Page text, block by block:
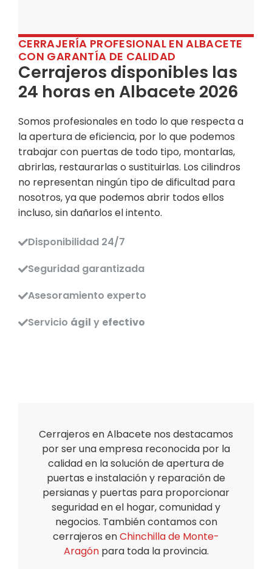
CERRAJERÍA PROFESIONAL EN ALBACETE
CON GARANTÍA DE CALIDAD
Cerrajeros disponibles las
24 horas en Albacete 2026
Somos profesionales en todo lo que respecta a
la apertura de eficiencia, por lo que podemos
trabajar con puertas de todo tipo, montarlas,
abrirlas, restaurarlas o sustituirlas. Los cilindros
no representan ningún tipo de dificultad para
nosotros, ya que podemos abrir todos ellos
incluso, sin dañarlos el intento.
Disponibilidad 24/7
Seguridad garantizada
Asesoramiento experto
Servicio ágil y efectivo
Cerrajeros en Albacete nos destacamos
por ser una empresa reconocida por la
calidad en la solución de apertura de
puertas e instalación y reparación de
persianas y puertas para proporcionar
seguridad en el hogar, comunidad y
negocios. También contamos con
cerrajeros enChinchilla de Monte-
Aragónpara toda la provincia.